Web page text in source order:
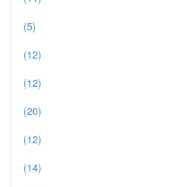
(5)
(12)
(12)
(20)
(12)
(14)